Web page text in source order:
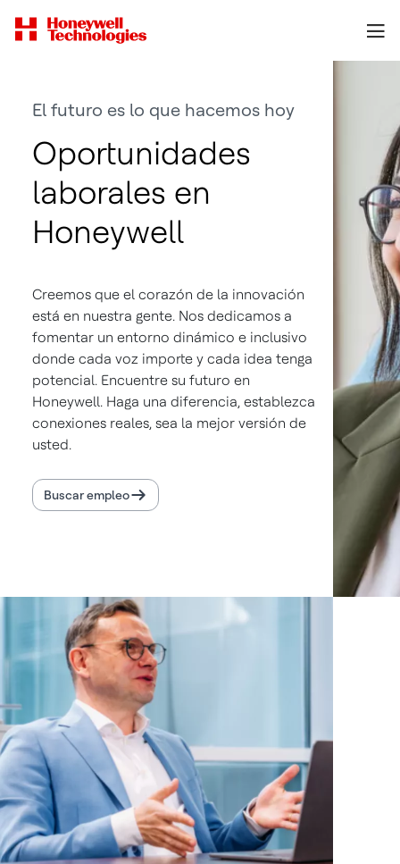
El futuro es lo que hacemos hoy
Oportunidades
laborales en
Honeywell
Creemos que el corazón de la innovación
está en nuestra gente. Nos dedicamos a
fomentar un entorno dinámico e inclusivo
donde cada voz importe y cada idea tenga
potencial. Encuentre su futuro en
Honeywell. Haga una diferencia, establezca
conexiones reales, sea la mejor versión de
usted.
Buscar empleo